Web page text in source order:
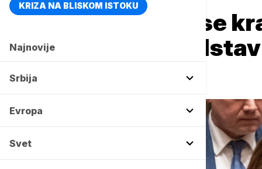
KRIZA NA BLISKOM ISTOKU
Najnovije
Srbija
Evropa
Svet
SAD u UN: Bliži se
novi visoki
svih zajednica